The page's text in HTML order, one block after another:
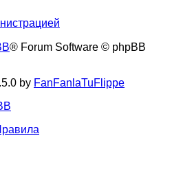
® Forum Software © phpBB
by FanFanlaTuFlippe